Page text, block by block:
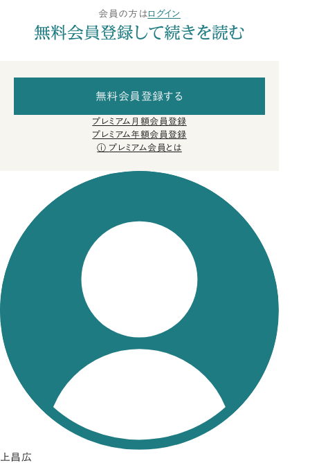
会員の方はログイン
無料会員登録して続きを読む
無料会員登録する
プレミアム月額会員登録
プレミアム年額会員登録
プレミアム会員とは
上昌広